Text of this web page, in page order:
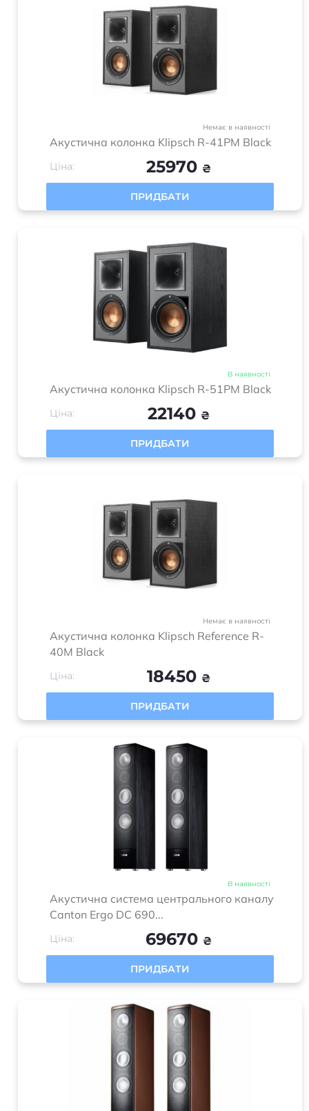
Немає в наявності
Акустична колонка Klipsch R-41PM Black
Ціна: 25970 ₴
ПРИДБАТИ
В наявності
Акустична колонка Klipsch R-51PM Black
Ціна: 22140 ₴
ПРИДБАТИ
Немає в наявності
Акустична колонка Klipsch Reference R-
40M Black
Ціна: 18450 ₴
ПРИДБАТИ
В наявності
Акустична система центрального каналу
Canton Ergo DC 690...
Ціна: 69670 ₴
ПРИДБАТИ